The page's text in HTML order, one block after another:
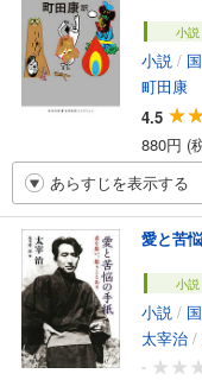
小
小説 /
町田康
4.5
880円 (
あらすじを表示する
愛と苦
小
小説 /
太宰治 /
-